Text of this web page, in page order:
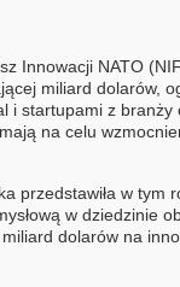
Innowacji NATO
miliard dolarów,
i startupami z branży
na celu
przedstawiła w tym
w dziedzinie
dolarów na